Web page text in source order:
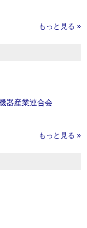
もっと見る »
器産業連合会
もっと見る »